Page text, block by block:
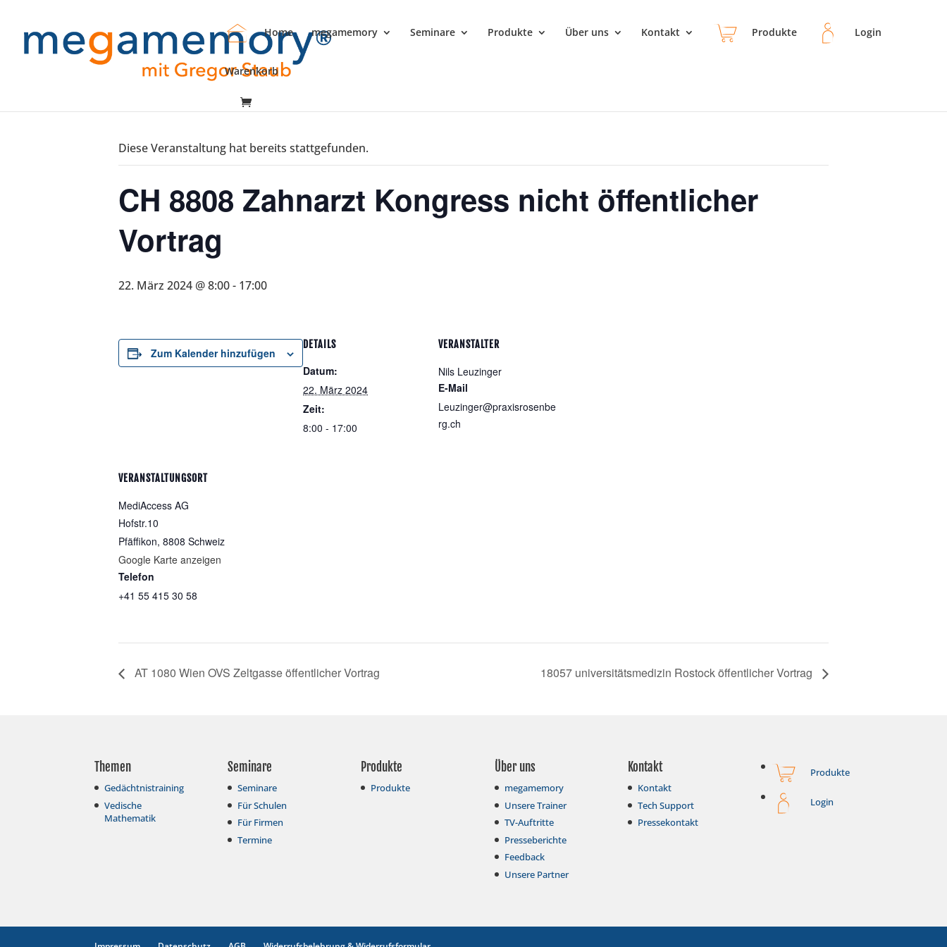
Home megamemory Seminare Produkte Über uns Kontakt Produkte Login
Warenkorb
Diese Veranstaltung hat bereits stattgefunden.
CH 8808 Zahnarzt Kongress nicht öffentlicher
Vortrag
22. März 2024 @ 8:00- 17:00
Zum Kalender hinzufügen
DETAILS
Datum:
22. März 2024
Zeit:
8:00 - 17:00
VERANSTALTER
Nils Leuzinger
E-Mail
Leuzinger@praxisrosenbe
rg.ch
VERANSTALTUNGSORT
MediAccess AG
Hofstr.10
Pfäffikon, 8808 Schweiz
Google Karte anzeigen
Telefon
+41 55 415 30 58
AT 1080 Wien OVS Zeltgasse öffentlicher Vortrag 18057 universitätsmedizin Rostock öffentlicher Vortrag
Themen
Gedächtnistraining
Vedische
Mathematik
Seminare
Seminare
Für Schulen
Für Firmen
Termine
Produkte
Produkte
Über uns
megamemory
Unsere Trainer
TV-Auftritte
Presseberichte
Feedback
Unsere Partner
Kontakt
Kontakt
Tech Support
Pressekontakt
Produkte
Login